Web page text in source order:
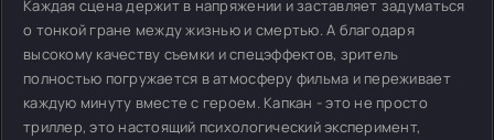
Каждая сцена держит в напряжении и заставляет задуматься
о тонкой гране между жизнью и смертью. А благодаря
высокому качеству съемки и спецэффектов, зритель
полностью погружается в атмосферу фильма и переживает
каждую минуту вместе с героем. Капкан - это не просто
триллер, это настоящий психологический эксперимент,